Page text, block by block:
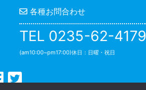
各種お問合わせ
TEL 0235-62-4179
(am10:00~pm17:00)休日：日曜・祝日